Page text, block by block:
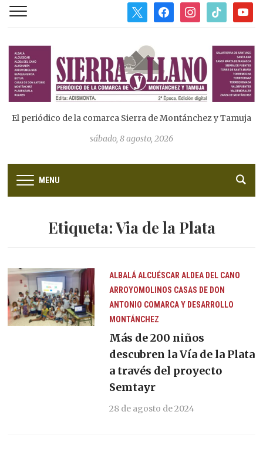
facebookinstagram
tiktok
El periódico de la comarca Sierra de Montánchez y Tamuja
sábado, 8 agosto, 2026
MENU
Etiqueta:Via de la Plata
ALBALÁALCUÉSCAR ALDEA DEL CANO
ARROYOMOLINOS CASAS DE DON
ANTONIO COMARCA Y DESARROLLO
MONTÁNCHEZ
Más de 200 niños
descubren la Vía de la Plata
a través del proyecto
Semtayr
28 de agosto de 2024